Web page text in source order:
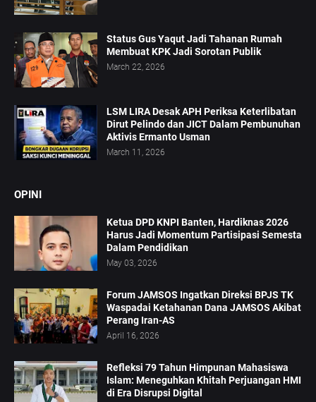
Status Gus Yaqut Jadi Tahanan Rumah
Membuat KPK Jadi Sorotan Publik
March 22, 2026
LSM LIRA Desak APH Periksa Keterlibatan
Dirut Pelindo dan JICT Dalam Pembunuhan
Aktivis Ermanto Usman
March 11, 2026
OPINI
Ketua DPD KNPI Banten, Hardiknas 2026
Harus Jadi Momentum Partisipasi Semesta
Dalam Pendidikan
May 03, 2026
Forum JAMSOS Ingatkan Direksi BPJS TK
Waspadai Ketahanan Dana JAMSOS Akibat
Perang Iran-AS
April 16, 2026
Refleksi 79 Tahun Himpunan Mahasiswa
Islam: Meneguhkan Khitah Perjuangan HMI
di Era Disrupsi Digital